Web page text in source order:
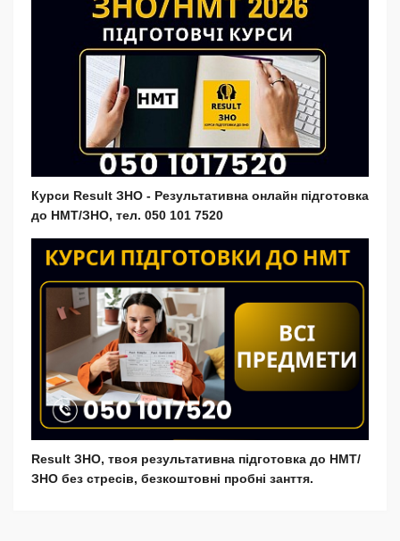
Курси Result ЗНО - Результативна онлайн підготовка
до НМТ/ЗНО, тел. 050 101 7520
Result ЗНО, твоя результативна підготовка до НМТ/
ЗНО без стресів, безкоштовні пробні занття.